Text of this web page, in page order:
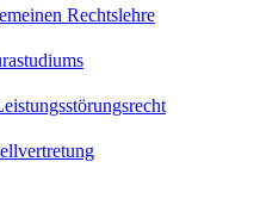
Rechtslehre